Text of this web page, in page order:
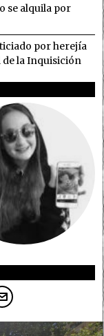
se alquila por
por herejía
la Inquisición